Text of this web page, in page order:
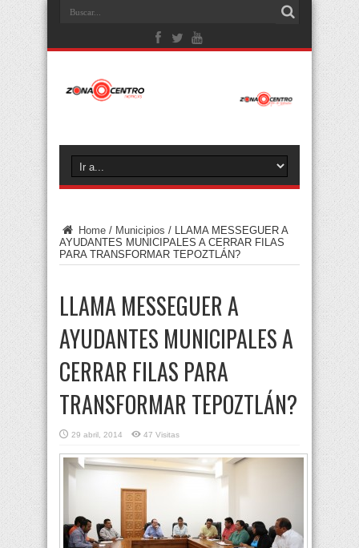
Home / Municipios / LLAMA MESSEGUER A
AYUDANTES MUNICIPALES A CERRAR FILAS
PARA TRANSFORMAR TEPOZTLÁN?
LLAMA MESSEGUER A
AYUDANTES MUNICIPALES A
CERRAR FILAS PARA
TRANSFORMAR TEPOZTLÁN?
29 abril, 2014 47 Visitas